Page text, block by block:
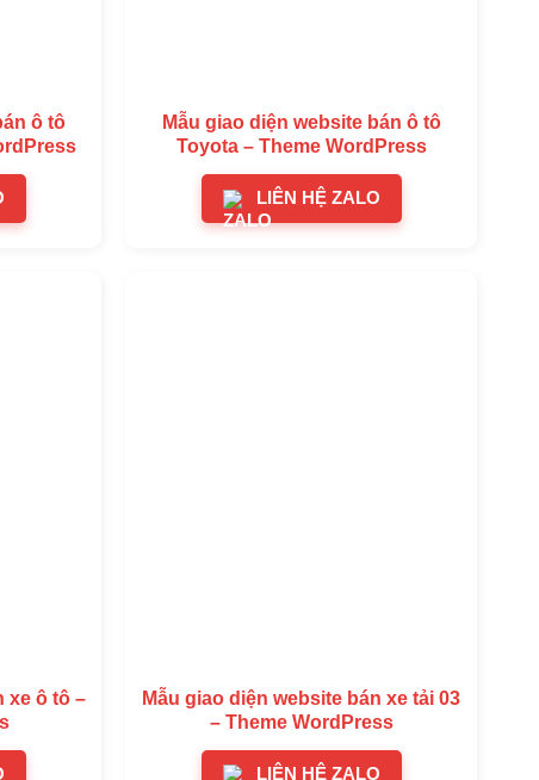
ô tô
Mẫu giao diện website bán ô tô
Toyota – Theme WordPress
LIÊN HỆ ZALO
xe ô tô –
Mẫu giao diện website bán xe tải 03
– Theme WordPress
LIÊN HỆ ZALO